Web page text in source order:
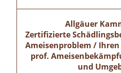
Allgäuer
Zertifizierte
Ameisenproblem /
prof.
und